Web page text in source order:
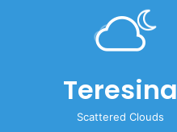
Teresina
Scattered Clouds